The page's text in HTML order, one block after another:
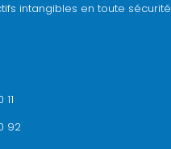
intangibles en toute sécurité
92